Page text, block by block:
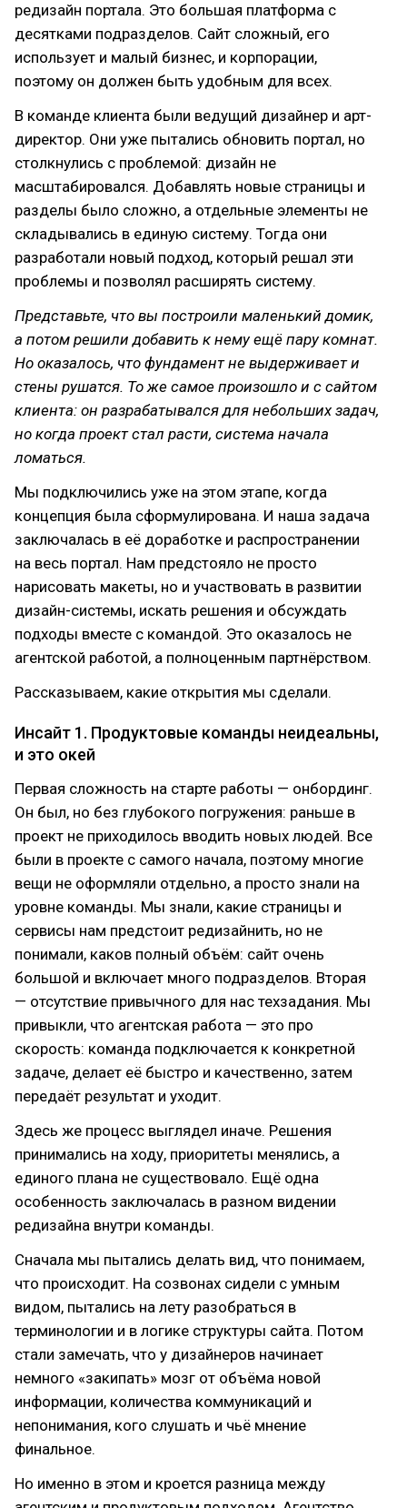
редизайн портала. Это большая платформа с
десятками подразделов. Сайт сложный, его
использует и малый бизнес, и корпорации,
поэтому он должен быть удобным для всех.
В команде клиента были ведущий дизайнер и арт-
директор. Они уже пытались обновить портал, но
столкнулись с проблемой: дизайн не
масштабировался. Добавлять новые страницы и
разделы было сложно, а отдельные элементы не
складывались в единую систему. Тогда они
разработали новый подход, который решал эти
проблемы и позволял расширять систему.
Представьте, что вы построили маленький домик,
а потом решили добавить к нему ещё пару комнат.
Но оказалось, что фундамент не выдерживает и
стены рушатся. То же самое произошло и с сайтом
клиента: он разрабатывался для небольших задач,
но когда проект стал расти, система начала
ломаться.
Мы подключились уже на этом этапе, когда
концепция была сформулирована. И наша задача
заключалась в её доработке и распространении
на весь портал. Нам предстояло не просто
нарисовать макеты, но и участвовать в развитии
дизайн-системы, искать решения и обсуждать
подходы вместе с командой. Это оказалось не
агентской работой, а полноценным партнёрством.
Рассказываем, какие открытия мы сделали.
Инсайт 1. Продуктовые команды неидеальны,
и это окей
Первая сложность на старте работы — онбординг.
Он был, но без глубокого погружения: раньше в
проект не приходилось вводить новых людей. Все
были в проекте с самого начала, поэтому многие
вещи не оформляли отдельно, а просто знали на
уровне команды. Мы знали, какие страницы и
сервисы нам предстоит редизайнить, но не
понимали, каков полный объём: сайт очень
большой и включает много подразделов. Вторая
— отсутствие привычного для нас техзадания. Мы
привыкли, что агентская работа — это про
скорость: команда подключается к конкретной
задаче, делает её быстро и качественно, затем
передаёт результат и уходит.
Здесь же процесс выглядел иначе. Решения
принимались на ходу, приоритеты менялись, а
единого плана не существовало. Ещё одна
особенность заключалась в разном видении
редизайна внутри команды.
Сначала мы пытались делать вид, что понимаем,
что происходит. На созвонах сидели с умным
видом, пытались на лету разобраться в
терминологии и в логике структуры сайта. Потом
стали замечать, что у дизайнеров начинает
немного «закипать» мозг от объёма новой
информации, количества коммуникаций и
непонимания, кого слушать и чьё мнение
финальное.
Но именно в этом и кроется разница между